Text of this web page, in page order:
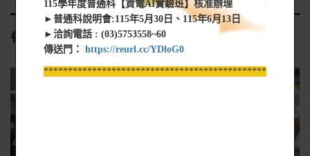
餐飲科成果展
115學年度普通科【資電AI實驗班】核准辦理
►普通科說明會:115年5月30日、115年6月13日
►洽詢電話 : (03)5753558~60
傳送門： https://reurl.cc/YDloG0
*****************************************************